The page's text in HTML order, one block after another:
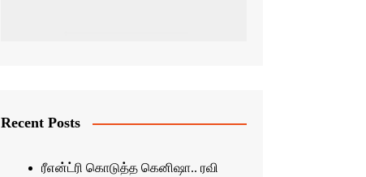
Recent Posts
ரீஎன்ட்ரி கொடுத்த கெனிஷா.. ரவி